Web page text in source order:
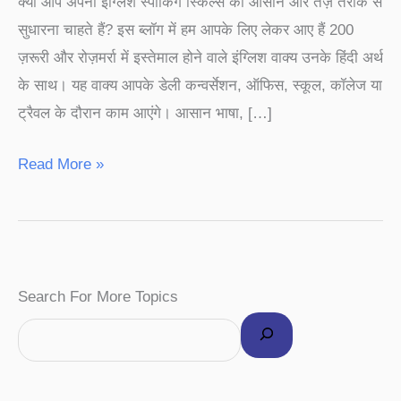
सुधारना चाहते हैं? इस ब्लॉग में हम आपके लिए लेकर आए हैं 200
ज़रूरी और रोज़मर्रा में इस्तेमाल होने वाले इंग्लिश वाक्य उनके हिंदी अर्थ
के साथ। यह वाक्य आपके डेली कन्वर्सेशन, ऑफिस, स्कूल, कॉलेज या
ट्रैवल के दौरान काम आएंगे। आसान भाषा, […]
Meaning
Read More »
Search For More Topics
F
c
I
s
P
n
Y
u
T
i